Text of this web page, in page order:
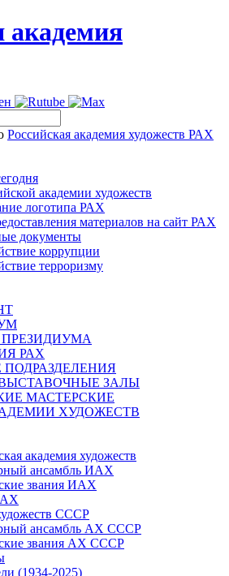
академия
Российская академия художеств РАХ
академии художеств
логотипа РАХ
материалов на сайт РАХ
документы
коррупции
терроризму
РАХ
ЗАЛЫ
МАСТЕРСКИЕ
ХУДОЖЕСТВ
академия художеств
ансамбль ИАХ
звания ИАХ
СССР
ансамбль АХ СССР
звания АХ СССР
(1934-2025)